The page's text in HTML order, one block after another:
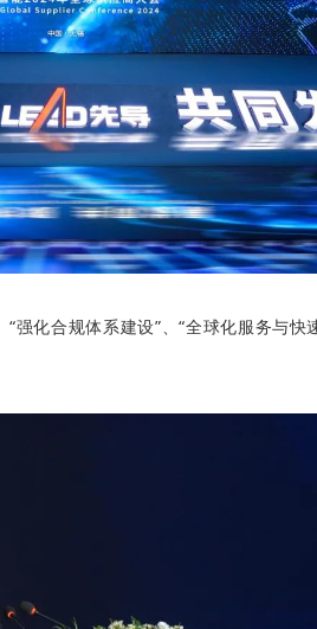
化合规体系建设”、“全球化服务与快